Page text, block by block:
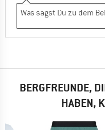
BERGFREUNDE,
HABEN,